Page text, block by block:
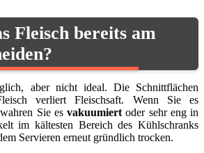
Fleisch bereits am
aber nicht ideal. Die Schnittflächen
verliert Fleischsaft. Wenn Sie es
Sie esvakuumiert oder sehr eng in
im kältesten Bereich des Kühlschranks
Servieren erneut gründlich trocken.